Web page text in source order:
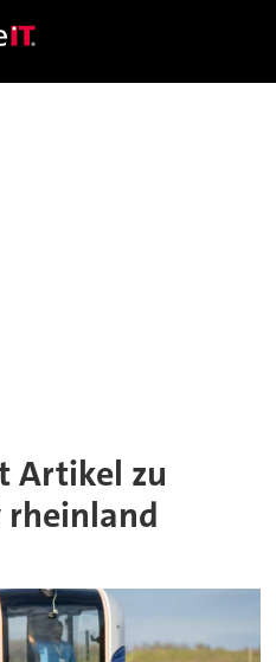
Artikel zu
rheinland